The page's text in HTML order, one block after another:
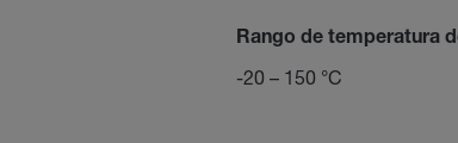
Rango de temperatura
-20 – 150 °C